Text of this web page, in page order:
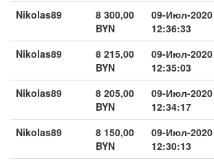
Nikolas89
8 300,00
BYN
09-Июл-2020
12:36:33
Nikolas89
8 215,00
BYN
09-Июл-2020
12:35:03
Nikolas89
8 205,00
BYN
09-Июл-2020
12:34:17
Nikolas89
8 150,00
BYN
09-Июл-2020
12:30:13